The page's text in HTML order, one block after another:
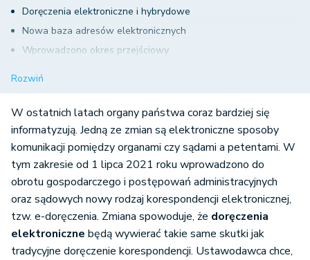
Doręczenia elektroniczne i hybrydowe
Nowa baza adresów elektronicznych
Wprowadzono okres przejściowy
Rozwiń
W ostatnich latach organy państwa coraz bardziej się
informatyzują. Jedną ze zmian są elektroniczne sposoby
komunikacji pomiędzy organami czy sądami a petentami. W
tym zakresie od 1 lipca 2021 roku wprowadzono do
obrotu gospodarczego i postępowań administracyjnych
oraz sądowych nowy rodzaj korespondencji elektronicznej,
tzw. e-doręczenia. Zmiana spowoduje, że doręczenia
elektroniczne będą wywierać takie same skutki jak
tradycyjne doręczenie korespondencji. Ustawodawca chce,